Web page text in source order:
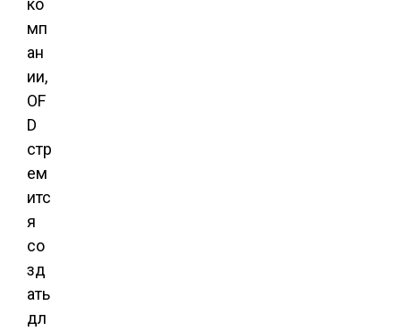
мп
ан
ии,
OF
D
стр
ем
итс
я
со
зд
ать
дл